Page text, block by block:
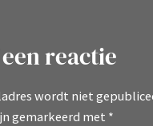
reactie
wordt niet
gemarkeerd met *